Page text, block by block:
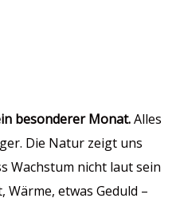
besonderer Monat.Alles
Die Natur zeigt uns
Wachstum nicht laut sein
Wärme, etwas Geduld –